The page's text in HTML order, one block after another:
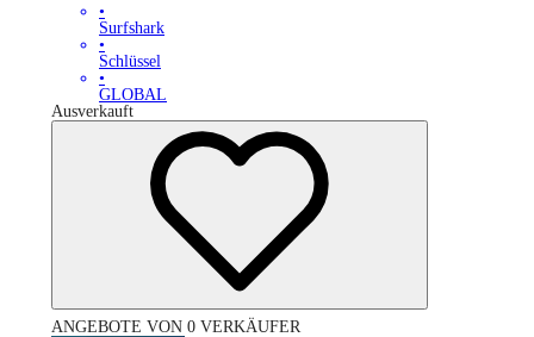
•
Surfshark
•
Schlüssel
•
GLOBAL
Ausverkauft
ANGEBOTE VON 0 VERKÄUFER